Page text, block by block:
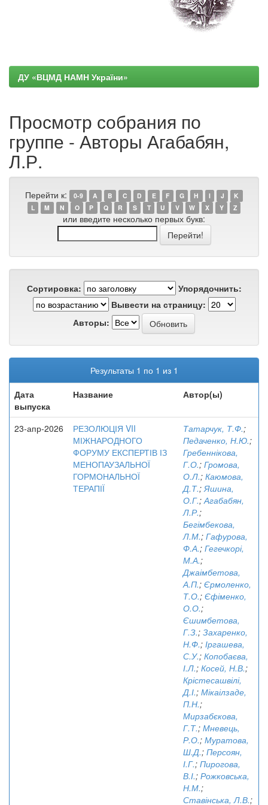
ДУ «ВЦМД НАМН України»
Просмотр собрания по
группе - Авторы Агабабян,
Л.Р.
Перейти к: 0-9 A B C D E F G H I J
K
L
M N O P Q R S T U V W X Y Z
или введите несколько первых букв:
Сортировка:
Упорядочнить:
Вывести на страницу:
Авторы:
Результаты 1 по 1 из 1
Дата
выпуска
Название Автор(ы)
23-апр-2026
РЕЗОЛЮЦІЯ VII
МІЖНАРОДНОГО
ФОРУМУ ЕКСПЕРТІВ ІЗ
МЕНОПАУЗАЛЬНОЇ
ГОРМОНАЛЬНОЇ
ТЕРАПІЇ
Татарчук, Т.Ф.;
Педаченко, Н.Ю.;
Гребеннікова,
Г.О.; Громова,
О.Л.; Каюмова,
Д.Т.;Яшина,
О.Г.;Агабабян,
Л.Р.;
Бегімбекова,
Л.М.; Гафурова,
Ф.А.; Гегечкорі,
М.А.;
Джаімбетова,
А.П.; Єрмоленко,
Т.О.; Єфіменко,
О.О.;
Єшимбетова,
Г.З.; Захаренко,
Н.Ф.; Іргашева,
С.У.; Копобаєва,
І.Л.; Косей, Н.В.;
Крістесашвілі,
Д.І.; Мікаілзаде,
П.Н.;
Мирзабєкова,
Г.Т.; Мневець,
Р.О.; Муратова,
Ш.Д.; Персоян,
І.Г.; Пирогова,
В.І.; Рожковська,
Н.М.;
Ставінська, Л.В.;